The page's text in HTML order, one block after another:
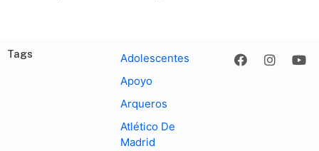
Tags
Adolescentes
Apoyo
Arqueros
Atlético De
Madrid